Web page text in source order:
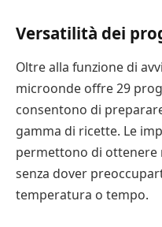
Versatilità dei
Oltre alla funzione di
microonde offre 29
consentono di
gamma di ricette. Le
permettono di
senza dover
temperatura o tempo.